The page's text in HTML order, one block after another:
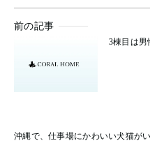
前の記事
3棟目は男
沖縄で、仕事場にかわいい犬猫が